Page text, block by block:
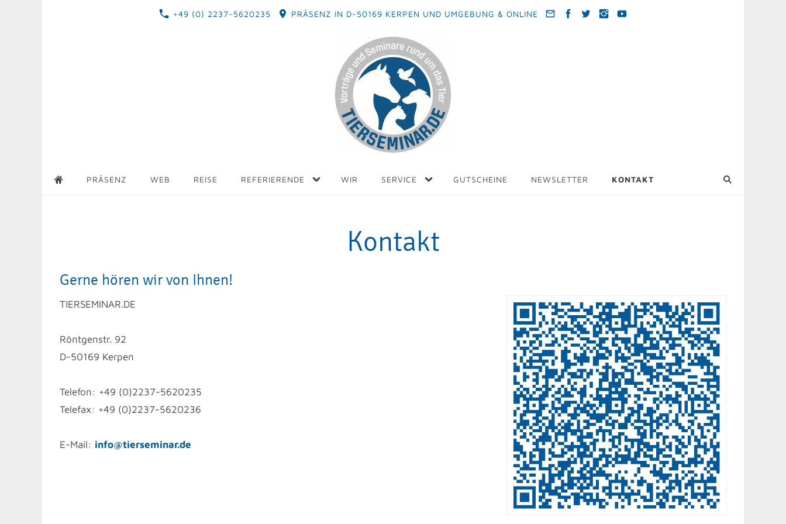
+49 (0) 2237-5620235 PRÄSENZ IN D-50169 KERPEN UND UMGEBUNG & ONLINE
PRÄSENZ WEB REISE REFERIERENDE WIR SERVICE GUTSCHEINE NEWSLETTER KONTAKT
Kontakt
Gerne hören wir von Ihnen!
TIERSEMINAR.DE
Röntgenstr. 92
D-50169 Kerpen
Telefon: +49 (0)2237-5620235
Telefax: +49 (0)2237-5620236
E-Mail: info@tierseminar.de